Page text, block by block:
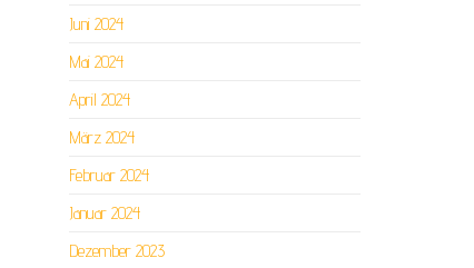
Juni 2024
Mai 2024
April 2024
März 2024
Februar 2024
Januar 2024
Dezember 2023